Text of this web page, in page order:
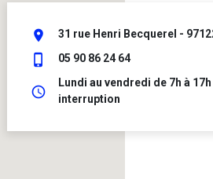
place 31 rue Henri Becquerel -
phone_iphone 05 90 86 24 64
schedule
Lundi au vendredi de 7h à
interruption